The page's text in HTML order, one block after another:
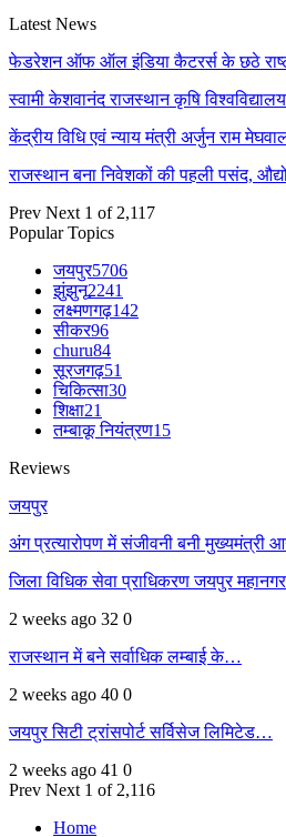
Latest News
फेडरेशन ऑफ ऑल इंडिया कैटरर्स के छठे
स्वामी केशवानंद राजस्थान कृषि
केंद्रीय विधि एवं न्याय मंत्री अर्जुन राम
राजस्थान बना निवेशकों की पहली पसंद,
Prev Next 1 of 2,117
Popular Topics
जयपुर5706
झुंझुनू2241
लक्ष्मणगढ़142
सीकर96
churu84
सूरजगढ़51
चिकित्सा30
शिक्षा21
तम्बाकू नियंत्रण15
Reviews
जयपुर
अंग प्रत्यारोपण में संजीवनी बनी मुख्यमंत्री
जिला विधिक सेवा प्राधिकरण जयपुर
2 weeks ago 32 0
राजस्थान में बने सर्वाधिक लम्बाई के…
2 weeks ago 40 0
जयपुर सिटी ट्रांसपोर्ट सर्विसेज लिमिटेड…
2 weeks ago 41 0
Prev Next 1 of 2,116
Home